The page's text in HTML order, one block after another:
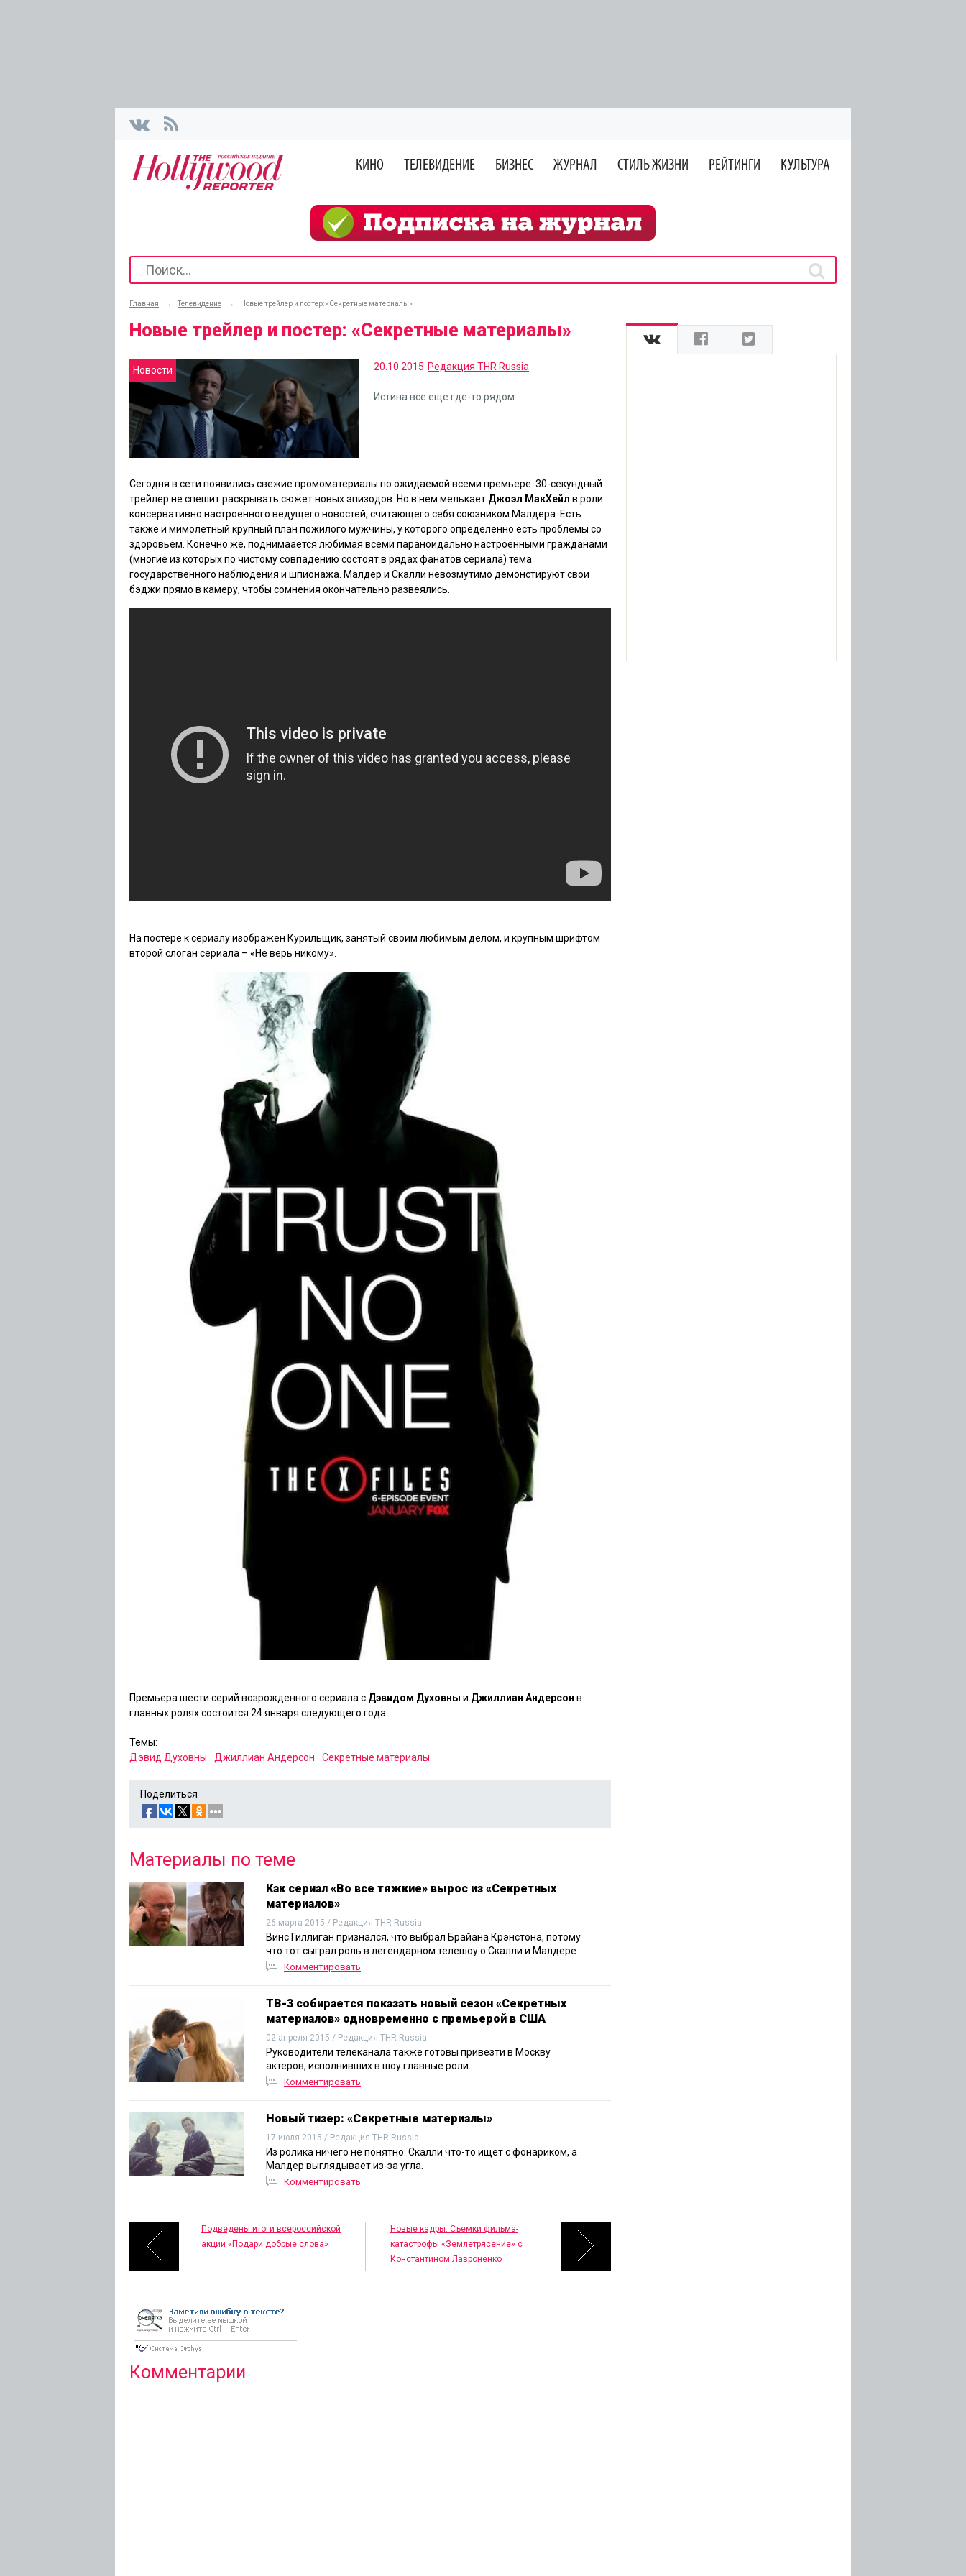
КИНО ТЕЛЕВИДЕНИЕ БИЗНЕС ЖУРНАЛ СТИЛЬ ЖИЗНИ РЕЙТИНГИ КУЛЬТУРА
Главная → Телевидение → Новые трейлер и постер: «Секретные материалы»
Новые трейлер и постер: «Секретные материалы»
Новости 20.10.2015 Редакция THR Russia
Истина все еще где-то рядом.
Сегодня в сети появились свежие промоматериалы по ожидаемой всеми премьере. 30-секундный
трейлер не спешит раскрывать сюжет новых эпизодов. Но в нем мелькает Джоэл МакХейл в роли
консервативно настроенного ведущего новостей, считающего себя союзником Малдера. Есть
также и мимолетный крупный план пожилого мужчины, у которого определенно есть проблемы со
здоровьем. Конечно же, поднимаается любимая всеми параноидально настроенными гражданами
(многие из которых по чистому совпадению состоят в рядах фанатов сериала) тема
государственного наблюдения и шпионажа. Малдер и Скалли невозмутимо демонстируют свои
бэджи прямо в камеру, чтобы сомнения окончательно развеялись.
На постере к сериалу изображен Курильщик, занятый своим любимым делом, и крупным шрифтом
второй слоган сериала – «Не верь никому».
Премьера шести серий возрожденного сериала с Дэвидом Духовны и Джиллиан Андерсон в
главных ролях состоится 24 января следующего года.
Темы:
Дэвид Духовны
Джиллиан Андерсон Секретные материалы
Поделиться
Материалы по теме
Как сериал «Во все тяжкие» вырос из «Секретных
материалов»
26 марта 2015 / Редакция THR Russia
Винс Гиллиган признался, что выбрал Брайана Крэнстона, потому
что тот сыграл роль в легендарном телешоу о Скалли и Малдере.
Комментировать
ТВ-3 собирается показать новый сезон «Секретных
материалов» одновременно с премьерой в США
02 апреля 2015 / Редакция THR Russia
Руководители телеканала также готовы привезти в Москву
актеров, исполнивших в шоу главные роли.
Комментировать
Новый тизер: «Секретные материалы»
17 июля 2015 / Редакция THR Russia
Из ролика ничего не понятно: Скалли что-то ищет с фонариком, а
Малдер выглядывает из-за угла.
Комментировать
Подведены итоги всероссийской
акции «Подари добрые слова»
Новые кадры: Съемки фильма-
катастрофы «Землетрясение» с
Константином Лавроненко
Комментарии